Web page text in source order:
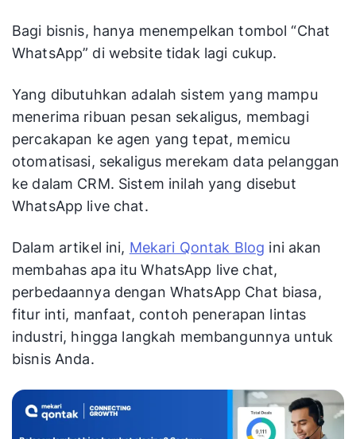
Bagi bisnis, hanya menempelkan tombol “Chat
WhatsApp” di website tidak lagi cukup.
Yang dibutuhkan adalah sistem yang mampu
menerima ribuan pesan sekaligus, membagi
percakapan ke agen yang tepat, memicu
otomatisasi, sekaligus merekam data pelanggan
ke dalam CRM. Sistem inilah yang disebut
WhatsApp live chat.
Dalam artikel ini, Mekari Qontak Blog ini akan
membahas apa itu WhatsApp live chat,
perbedaannya dengan WhatsApp Chat biasa,
fitur inti, manfaat, contoh penerapan lintas
industri, hingga langkah membangunnya untuk
bisnis Anda.